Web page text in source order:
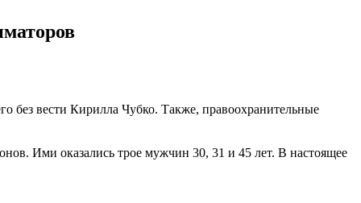
без вести Кирилла Чубко. Также, правоохранительные
Ими оказались трое мужчин 30, 31 и 45 лет. В настоящее